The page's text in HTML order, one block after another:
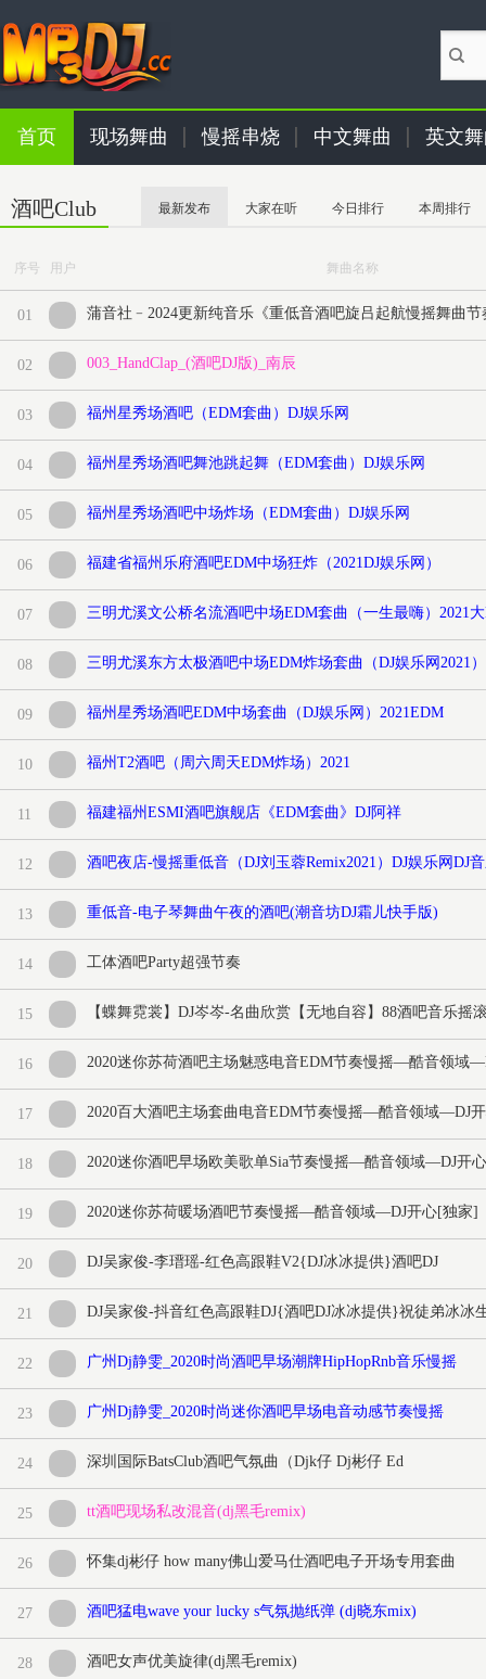
首页 现场舞曲 慢摇串烧 中文舞曲 英文
酒吧Club 最新发布 大家在听 今日排行 本周排行
序号 用户 舞曲名称
01
02 003_HandClap_(酒吧DJ版)_南辰
03 福州星秀场酒吧（EDM套曲）DJ娱乐网
04 福州星秀场酒吧舞池跳起舞（EDM套曲）DJ娱乐网
05 福州星秀场酒吧中场炸场（EDM套曲）DJ娱乐网
06 福建省福州乐府酒吧EDM中场狂炸（2021DJ娱乐网）
07 三明尤溪文公桥名流酒吧中场EDM套曲（一生最嗨）2021
08 三明尤溪东方太极酒吧中场EDM炸场套曲（DJ娱乐网2021）
09 福州星秀场酒吧EDM中场套曲（DJ娱乐网）2021EDM
10 福州T2酒吧（周六周天EDM炸场）2021
11 福建福州ESMI酒吧旗舰店《EDM套曲》DJ阿祥
12 酒吧夜店-慢摇重低音（DJ刘玉蓉Remix2021）DJ娱乐网DJ
13 重低音-电子琴舞曲午夜的酒吧(潮音坊DJ霜儿快手版)
14 工体酒吧Party超强节奏
15 【蝶舞霓裳】DJ岑岑-名曲欣赏【无地自容】88酒吧音乐摇
16 2020迷你苏荷酒吧主场魅惑电音EDM节奏慢摇—酷音领域
17 2020百大酒吧主场套曲电音EDM节奏慢摇—酷音领域—DJ
18 2020迷你酒吧早场欧美歌单Sia节奏慢摇—酷音领域—DJ开
19 2020迷你苏荷暖场酒吧节奏慢摇—酷音领域—DJ开心[独家]
20 DJ吴家俊-李瑨瑶-红色高跟鞋V2{DJ冰冰提供}酒吧DJ
21 DJ吴家俊-抖音红色高跟鞋DJ{酒吧DJ冰冰提供}祝徒弟冰冰
22 广州Dj静雯_2020时尚酒吧早场潮牌HipHopRnb音乐慢摇
23 广州Dj静雯_2020时尚迷你酒吧早场电音动感节奏慢摇
24 深圳国际BatsClub酒吧气氛曲（Djk仔 Dj彬仔 Ed
25 tt酒吧现场私改混音(dj黑毛remix)
26 怀集dj彬仔 how many佛山爱马仕酒吧电子开场专用套曲
27 酒吧猛电wave your lucky s气氛抛纸弹 (dj晓东mix)
28 酒吧女声优美旋律(dj黑毛remix)